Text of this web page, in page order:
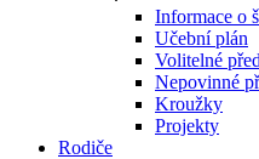
Informace o
Učební plán
Volitelné
Nepovinné
Kroužky
Projekty
Rodiče